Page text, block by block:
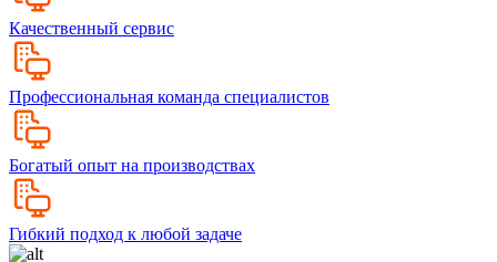
Качественный сервис
Профессиональная команда специалистов
Богатый опыт на производствах
Гибкий подход к любой задаче